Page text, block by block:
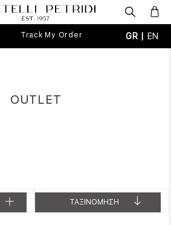
Track My Order GR | EN
OUTLET
ΤΑΞΙΝΟΜΗΣΗ